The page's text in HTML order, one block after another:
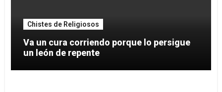
Chistes de Religiosos
Va un cura corriendo porque lo persigue
un león de repente